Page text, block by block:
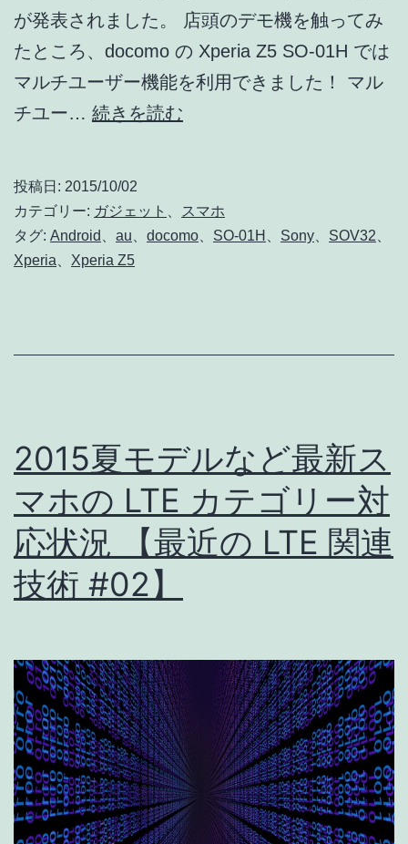
が発表されました。 店頭のデモ機を触ってみ
たところ、docomo の Xperia Z5 SO-01H では
マルチユーザー機能を利用できました！ マル
チユー… 続きを読む
Z5
シ
は
チ
ー
ザ
機
利
用
可!!?
(デ
モ
機
投稿日: 2015/10/02
カテゴリー: ガジェット
スマホ
タグ: Android au docomo SO-01H Sony SOV32
Xperia
Xperia Z5
2015夏モデルなど最新ス
マホの LTE カテゴリー対
応状況 【最近の LTE 関連
技術 #02】